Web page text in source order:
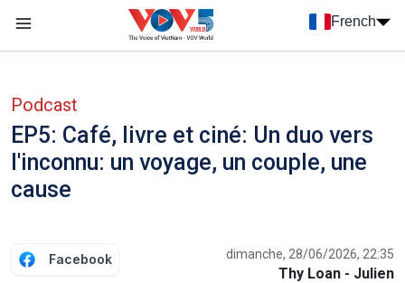
French
Podcast
EP5: Café, livre et ciné: Un duo vers
l'inconnu: un voyage, un couple, une
cause
Facebook dimanche, 28/06/2026, 22:35
Thy Loan - Julien